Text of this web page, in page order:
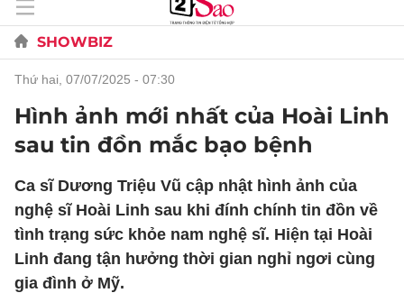
SHOWBIZ
thứ hai, 07/07/2025 - 07:30
Hình ảnh mới nhất của Hoài Linh
sau tin đồn mắc bạo bệnh
Ca sĩ Dương Triệu Vũ cập nhật hình ảnh của
nghệ sĩ Hoài Linh sau khi đính chính tin đồn về
tình trạng sức khỏe nam nghệ sĩ. Hiện tại Hoài
Linh đang tận hưởng thời gian nghỉ ngơi cùng
gia đình ở Mỹ.